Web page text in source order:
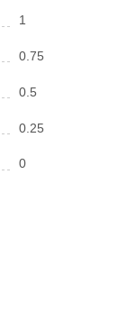
0
0.25
0.5
0.75
1